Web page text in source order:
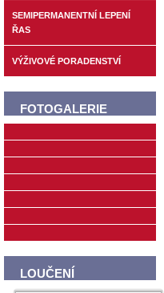
SEMIPERMANENTNÍ LEPENÍ
ŘAS
VÝŽIVOVÉ PORADENSTVÍ
FOTOGALERIE
LOUČENÍ